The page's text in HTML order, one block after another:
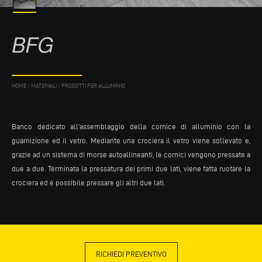
BFG
HOME / MATERIALI / PRODOTTI PER ALLUMINIO
Banco dedicato all'assemblaggio della cornice di alluminio con la
guarnizione ed il vetro. Mediante una crociera il vetro viene sollevato e,
grazie ad un sistema di morse autoallineanti, le cornici vengono pressate a
due a due. Terminata la pressatura dei primi due lati, viene fatta ruotare la
crociera ed è possibile pressare gli altri due lati.
RICHIEDI PREVENTIVO